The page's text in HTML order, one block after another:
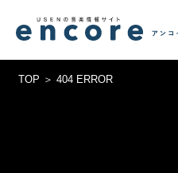
TOP 404 ERROR